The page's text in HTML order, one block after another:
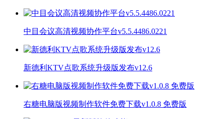
中目会议高清视频协作平台v5.5.4486.0221
新德利KTV点歌系统升级版发布v12.6
右糖电脑版视频制作软件免费下载v1.0.8 免费版